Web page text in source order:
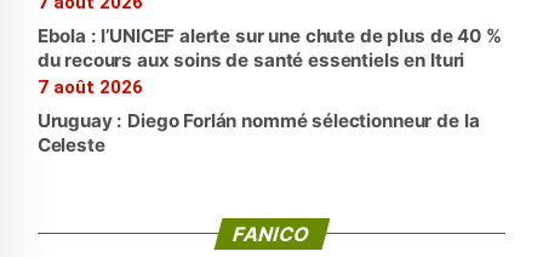
Ebola : l’UNICEF alerte sur une chute de plus de 40 %
du recours aux soins de santé essentiels en Ituri
7 août 2026
Uruguay : Diego Forlán nommé sélectionneur de la
Celeste
FANICO